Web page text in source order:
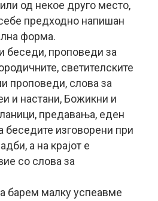
од некое друго место,
предходно напишан
форма.
беседи, проповеди за
светителските
проповеди, слова за
и настани, Божикни и
предавања, еден
беседите изговорени при
а на крајот е
со слова за
барем малку успеавме